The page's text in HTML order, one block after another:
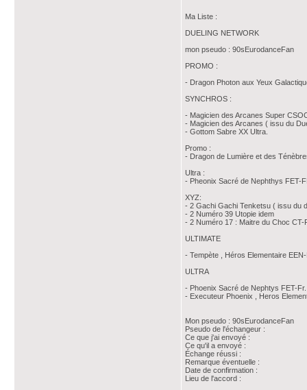
Ma Liste :
DUELING NETWORK
mon pseudo : 90sEurodanceFan
PROMO :
- Dragon Photon aux Yeux
SYNCHROS :
- Magicien des Arcanes Super
- Magicien des Arcanes ( issu du
- Gottom Sabre XX Ultra.
Promo :
- Dragon de Lumière et des
Ultra :
- Pheonix Sacré de Nephthys FET-
XYZ:
- 2 Gachi Gachi Tenketsu ( issu du
- 2 Numéro 39 Utopie idem
- 2 Numéro 17 : Maitre du Choc CT-
ULTIMATE
- Tempète , Héros Elementaire
ULTRA
- Phoenix Sacré de Nephtys FET-
- Executeur Phoenix , Heros
Mon pseudo : 90sEurodanceFan
Pseudo de l'échangeur :
Ce que j'ai envoyé :
Ce qu'il a envoyé :
Échange réussi :
Remarque éventuelle :
Date de confirmation :
Lieu de l'accord :